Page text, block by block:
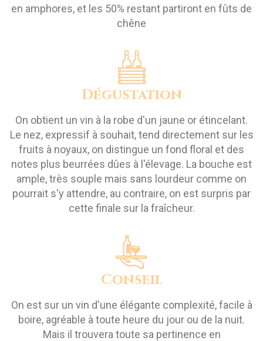
en amphores, et les 50% restant partiront en fûts de
chêne
Dégustation
On obtient un vin à la robe d'un jaune or étincelant.
Le nez, expressif à souhait, tend directement sur les
fruits à noyaux, on distingue un fond floral et des
notes plus beurrées dûes à l'élevage. La bouche est
ample, très souple mais sans lourdeur comme on
pourrait s'y attendre, au contraire, on est surpris par
cette finale sur la fraîcheur.
Conseil
On est sur un vin d'une élégante complexité, facile à
boire, agréable à toute heure du jour ou de la nuit.
Mais il trouvera toute sa pertinence en